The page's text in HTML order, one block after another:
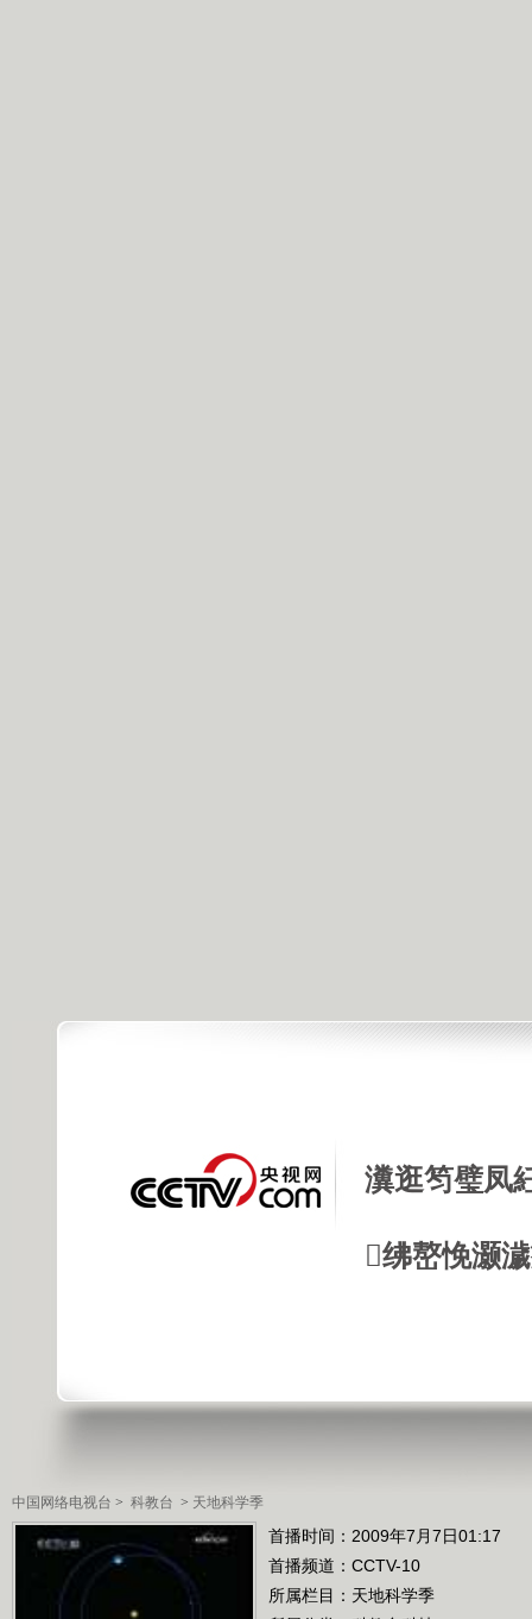
瀵逛笉璧凤
绋嶅悗灏
中国网络电视台 > 科教台 > 天地科学季
首播时间：2009年7月7日01:17
首播频道： CCTV-10
所属栏目： 天地科学季